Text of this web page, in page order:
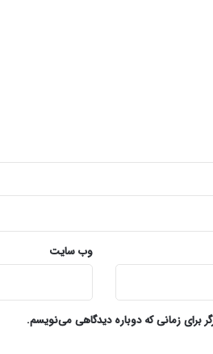
وب‌ سایت
برای زمانی که دوباره دیدگاهی می‌نویسم.